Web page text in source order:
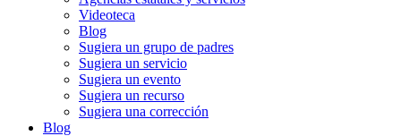
Videoteca
Blog
Sugiera un grupo de padres
Sugiera un servicio
Sugiera un evento
Sugiera un recurso
Sugiera una corrección
Blog